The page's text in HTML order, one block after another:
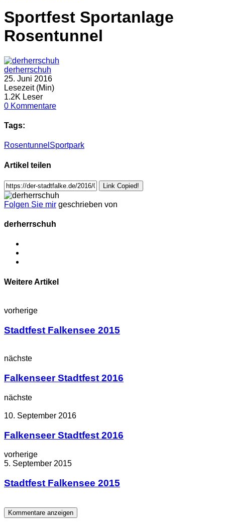
Sportfest Sportanlage
Rosentunnel
derherrschuh
25. Juni 2016
Lesezeit (Min)
1.2K Leser
0 Kommentare
Tags:
Rosentunnel Sportpark
Artikel teilen
Link Copied!
Folgen Sie mir geschrieben von
derherrschuh
Weitere Artikel
vorherige
Stadtfest Falkensee 2015
nächste
Falkenseer Stadtfest 2016
nächste
10. September 2016
Falkenseer Stadtfest 2016
vorherige
5. September 2015
Stadtfest Falkensee 2015
Kommentare anzeigen